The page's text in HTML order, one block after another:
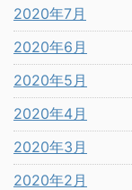
2020年7月
2020年6月
2020年5月
2020年4月
2020年3月
2020年2月